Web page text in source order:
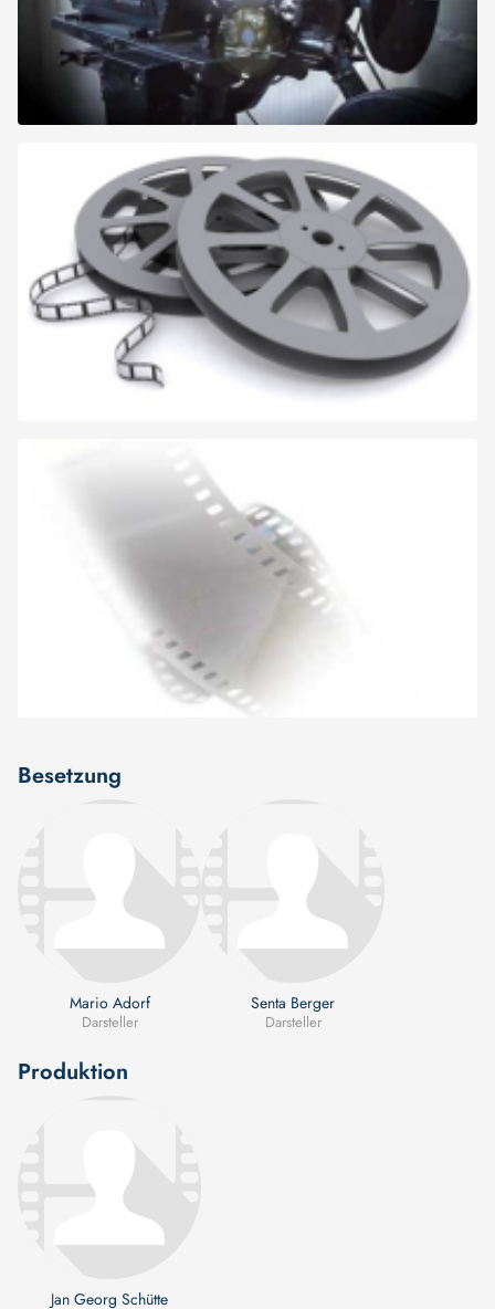
Besetzung
Mario Adorf
Darsteller
Senta Berger
Darsteller
Produktion
Jan Georg Schütte